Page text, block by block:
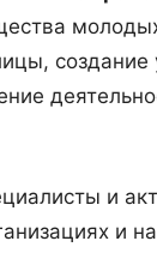
создание
и
и